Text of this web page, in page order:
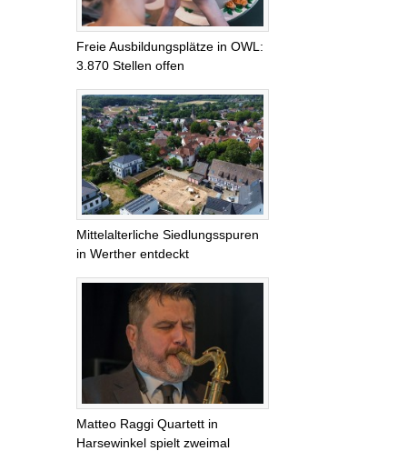
Freie Ausbildungsplätze in OWL:
3.870 Stellen offen
Mittelalterliche Siedlungsspuren
in Werther entdeckt
Matteo Raggi Quartett in
Harsewinkel spielt zweimal